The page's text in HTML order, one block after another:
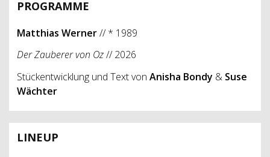
PROGRAMME
Matthias Werner// * 1989
Der Zauberer von Oz// 2026
Stückentwicklung und Text von Anisha Bondy & Suse
Wächter
LINEUP